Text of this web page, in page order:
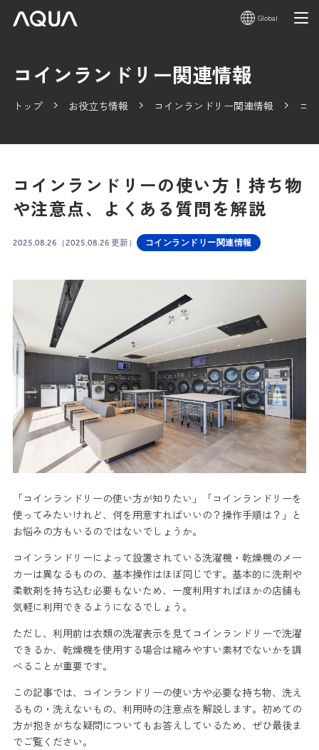
Global
コインランドリー関連情報
トップ お役立ち情報 コインランドリー関連情報 コ
コインランドリーの使い方！持ち物
や注意点、よくある質問を解説
2025.08.26 （2025.08.26 更新） コインランドリー関連情報
「コインランドリーの使い方が知りたい」「コインランドリーを
使ってみたいけれど、何を用意すればいいの？操作手順は？」と
お悩みの方もいるのではないでしょうか。
コインランドリーによって設置されている洗濯機・乾燥機のメー
カーは異なるものの、基本操作はほぼ同じです。基本的に洗剤や
柔軟剤を持ち込む必要もないため、一度利用すればほかの店舗も
気軽に利用できるようになるでしょう。
ただし、利用前は衣類の洗濯表示を見てコインランドリーで洗濯
できるか、乾燥機を使用する場合は縮みやすい素材でないかを調
べることが重要です。
この記事では、コインランドリーの使い方や必要な持ち物、洗え
るもの・洗えないもの、利用時の注意点を解説します。初めての
方が抱きがちな疑問についてもお答えしているため、ぜひ最後ま
でご覧ください。